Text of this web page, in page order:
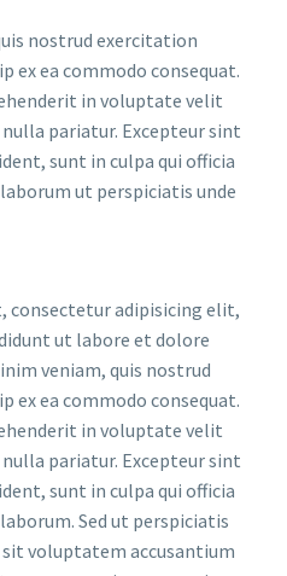
nostrud exercitation
ex ea commodo consequat.
in voluptate velit
pariatur. Excepteur sint
sunt in culpa qui officia
ut perspiciatis unde
consectetur adipisicing elit,
ut labore et dolore
veniam, quis nostrud
ex ea commodo consequat.
in voluptate velit
pariatur. Excepteur sint
sunt in culpa qui officia
Sed ut perspiciatis
voluptatem accusantium